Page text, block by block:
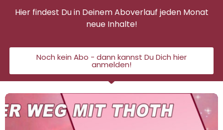
Hier findest Du in Deinem Aboverlauf jeden Monat
neue Inhalte!
Noch kein Abo - dann kannst Du Dich hier
anmelden!